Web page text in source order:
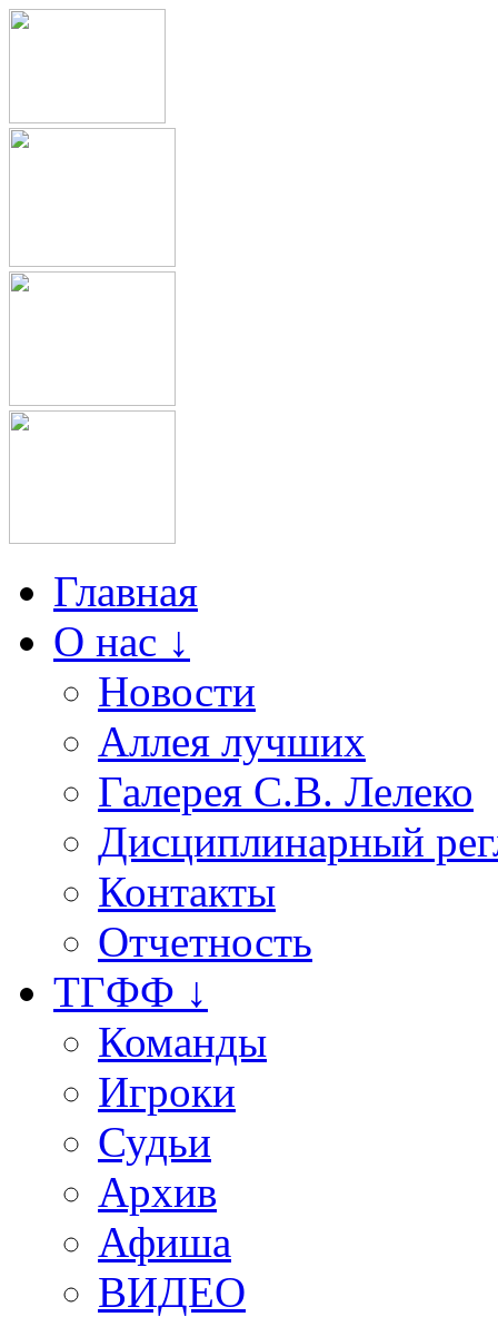
Главная
О нас ↓
Новости
Аллея лучших
Галерея С.В. Лелеко
Дисциплинарный
Контакты
Отчетность
ТГФФ ↓
Команды
Игроки
Судьи
Архив
Афиша
ВИДЕО